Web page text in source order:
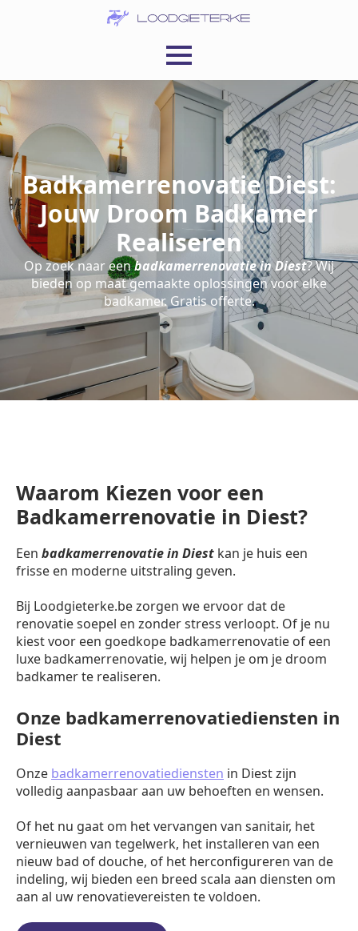
Badkamerrenovatie Diest:
Jouw Droom Badkamer
Realiseren
Op zoek naar eenbadkamerrenovatie in Diest? Wij
bieden op maat gemaakte oplossingen voor elke
badkamer. Gratis offerte.
Waarom Kiezen voor een
Badkamerrenovatie in Diest?
Een badkamerrenovatie in Diest kan je huis een
frisse en moderne uitstraling geven.
Bij Loodgieterke.be zorgen we ervoor dat de
renovatie soepel en zonder stress verloopt. Of je nu
kiest voor een goedkope badkamerrenovatie of een
luxe badkamerrenovatie, wij helpen je om je droom
badkamer te realiseren.
Onze badkamerrenovatiediensten in
Diest
Onze badkamerrenovatiediensten in Diest zijn
volledig aanpasbaar aan uw behoeften en wensen.
Of het nu gaat om het vervangen van sanitair, het
vernieuwen van tegelwerk, het installeren van een
nieuw bad of douche, of het herconfigureren van de
indeling, wij bieden een breed scala aan diensten om
aan al uw renovatievereisten te voldoen.